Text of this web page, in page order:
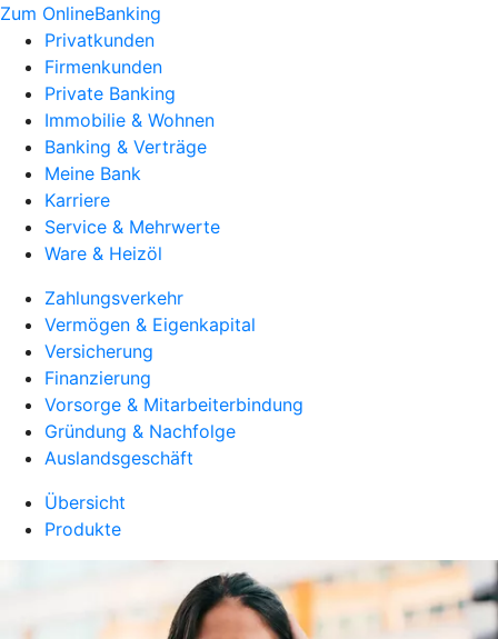
Zum OnlineBanking
Privatkunden
Firmenkunden
Private Banking
Immobilie & Wohnen
Banking & Verträge
Meine Bank
Karriere
Service & Mehrwerte
Ware & Heizöl
Zahlungsverkehr
Vermögen & Eigenkapital
Versicherung
Finanzierung
Vorsorge & Mitarbeiterbindung
Gründung & Nachfolge
Auslandsgeschäft
Übersicht
Produkte